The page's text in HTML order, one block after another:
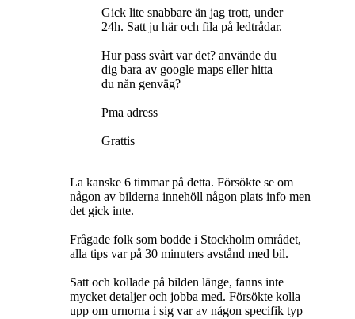
Gick lite snabbare än jag trott, under
24h. Satt ju här och fila på ledtrådar.
Hur pass svårt var det? använde du
dig bara av google maps eller hitta
du nån genväg?
Pma adress
Grattis
La kanske 6 timmar på detta. Försökte se om
någon av bilderna innehöll någon plats info men
det gick inte.
Frågade folk som bodde i Stockholm området,
alla tips var på 30 minuters avstånd med bil.
Satt och kollade på bilden länge, fanns inte
mycket detaljer och jobba med. Försökte kolla
upp om urnorna i sig var av någon specifik typ